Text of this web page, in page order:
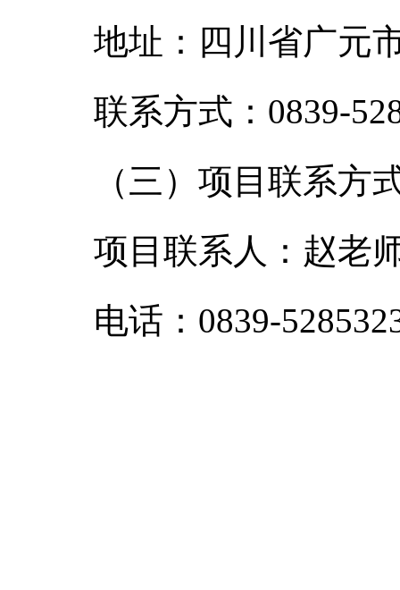
地址：四川省广元
联系方式：0839-
（三）项目联系方
项目联系人：赵老
电话：0839-